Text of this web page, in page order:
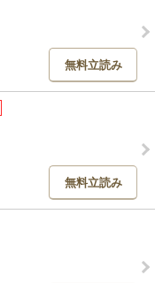
無料立読み
無料立読み